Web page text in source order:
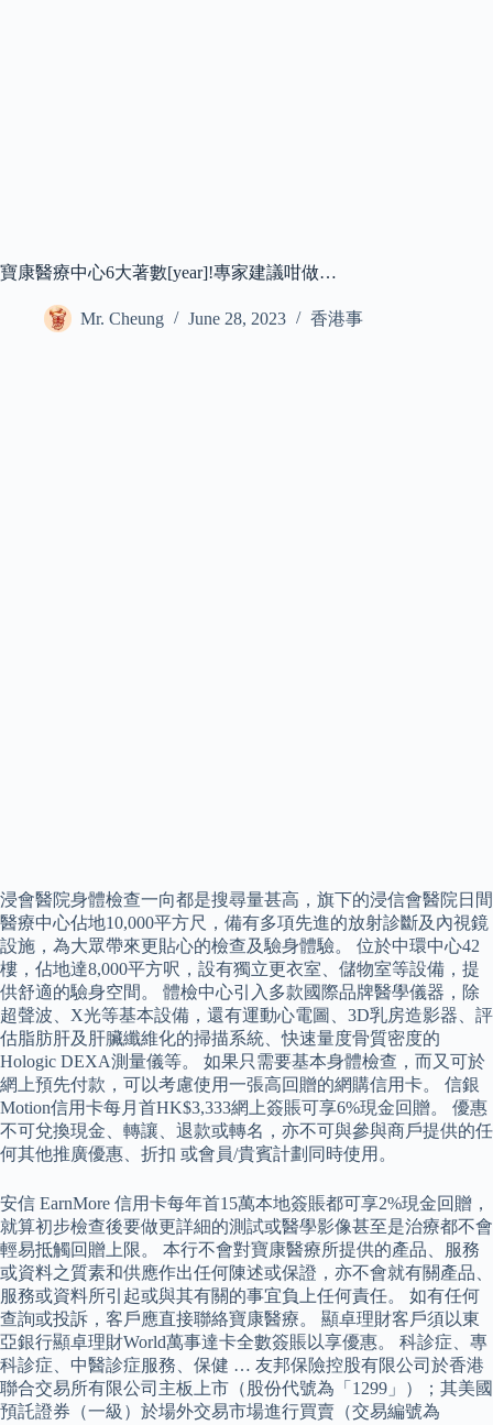
寶康醫療中心6大著數[year]!專家建議咁做…
Mr. Cheung June 28, 2023 香港事
浸會醫院身體檢查一向都是搜尋量甚高，旗下的浸信會醫院日間
醫療中心佔地10,000平方尺，備有多項先進的放射診斷及內視鏡
設施，為大眾帶來更貼心的檢查及驗身體驗。 位於中環中心42
樓，佔地達8,000平方呎，設有獨立更衣室、儲物室等設備，提
供舒適的驗身空間。 體檢中心引入多款國際品牌醫學儀器，除
超聲波、X光等基本設備，還有運動心電圖、3D乳房造影器、評
估脂肪肝及肝臟纖維化的掃描系統、快速量度骨質密度的
Hologic DEXA測量儀等。 如果只需要基本身體檢查，而又可於
網上預先付款，可以考慮使用一張高回贈的網購信用卡。 信銀
Motion信用卡每月首HK$3,333網上簽賬可享6%現金回贈。 優惠
不可兌換現金、轉讓、退款或轉名，亦不可與參與商戶提供的任
何其他推廣優惠、折扣 或會員/貴賓計劃同時使用。
安信 EarnMore 信用卡每年首15萬本地簽賬都可享2%現金回贈，
就算初步檢查後要做更詳細的測試或醫學影像甚至是治療都不會
輕易抵觸回贈上限。 本行不會對寶康醫療所提供的產品、服務
或資料之質素和供應作出任何陳述或保證，亦不會就有關產品、
服務或資料所引起或與其有關的事宜負上任何責任。 如有任何
查詢或投訴，客戶應直接聯絡寶康醫療。 顯卓理財客戶須以東
亞銀行顯卓理財World萬事達卡全數簽賬以享優惠。 科診症、專
科診症、中醫診症服務、保健 … 友邦保險控股有限公司於香港
聯合交易所有限公司主板上市（股份代號為「1299」）；其美國
預託證券（一級）於場外交易市場進行買賣（交易編號為